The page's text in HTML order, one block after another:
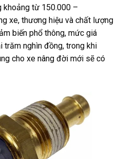
khoảng từ 150.000 –
xe, thương hiệu và chất lượng
biến phổ thông, mức giá
trăm nghìn đồng, trong khi
cho xe nâng đời mới sẽ có